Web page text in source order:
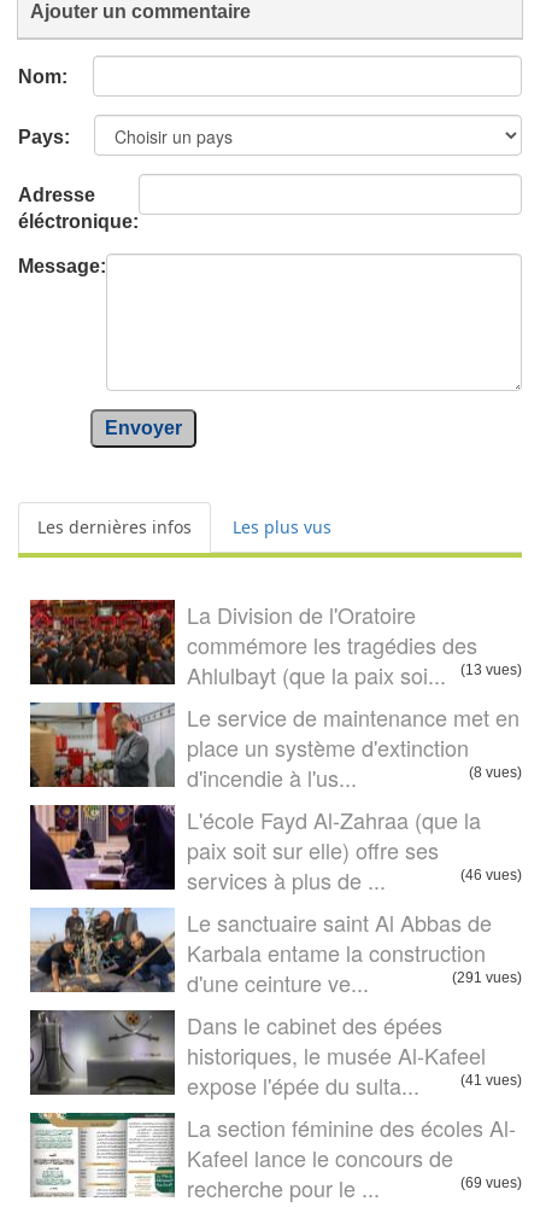
Ajouter un commentaire
Nom:
Pays:
Adresse
éléctronique:
Message:
Envoyer
Les dernières infos Les plus vus
La Division de l'Oratoire
commémore les tragédies des
Ahlulbayt (que la paix soi...
(13 vues)
Le service de maintenance met en
place un système d'extinction
d'incendie à l'us...
(8 vues)
L'école Fayd Al-Zahraa (que la
paix soit sur elle) offre ses
services à plus de ...
(46 vues)
Le sanctuaire saint Al Abbas de
Karbala entame la construction
d'une ceinture ve...
(291 vues)
Dans le cabinet des épées
historiques, le musée Al-Kafeel
expose l'épée du sulta...
(41 vues)
La section féminine des écoles Al-
Kafeel lance le concours de
recherche pour le ...
(69 vues)